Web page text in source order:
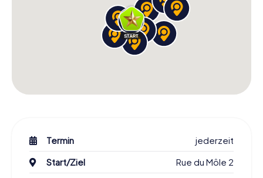
Termin
jederzeit
Start/Ziel
Rue du Môle 2